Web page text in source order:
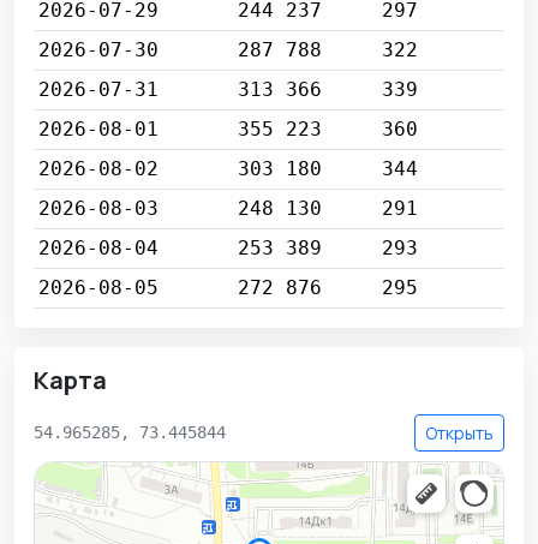
2026-07-29
244 237
297
2026-07-30
287 788
322
2026-07-31
313 366
339
2026-08-01
355 223
360
2026-08-02
303 180
344
2026-08-03
248 130
291
2026-08-04
253 389
293
2026-08-05
272 876 295
Карта
54.965285, 73.445844 Открыть